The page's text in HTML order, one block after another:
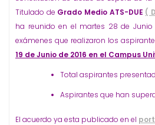
Titulado de Grado Medio ATS-DUE (
ha reunido en el martes 28 de
exámenes que realizaron los
19 de Junio de 2016 en el Campus
Total aspirantes
Aspirantes que han
El acuerdo ya esta publicado en el